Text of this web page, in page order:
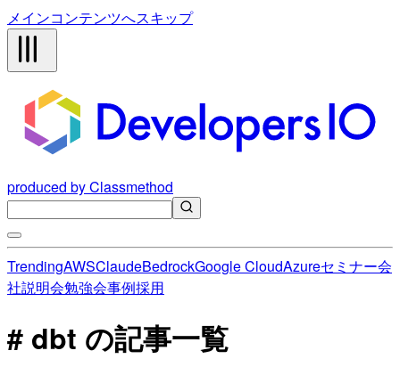
メインコンテンツへスキップ
produced by Classmethod
TrendingAWSClaudeBedrockGoogle CloudAzureセミナー会
社説明会勉強会事例採用
# dbt の記事一覧